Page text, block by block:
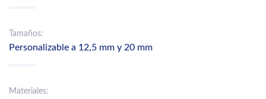
Tamaños:
Personalizable a 12,5 mm y 20 mm
Materiales: